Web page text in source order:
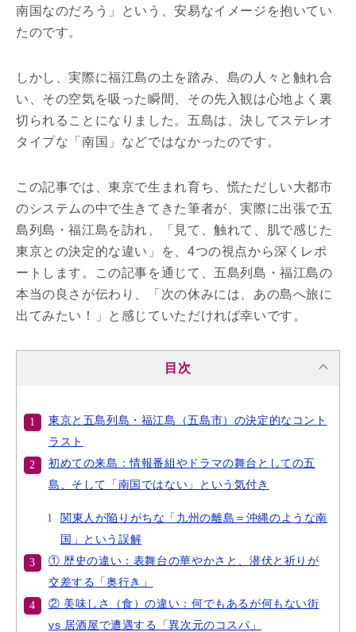
南国なのだろう」という、安易なイメージを抱いてい
たのです。
しかし、実際に福江島の土を踏み、島の人々と触れ合
い、その空気を吸った瞬間、その先入観は心地よく裏
切られることになりました。五島は、決してステレオ
タイプな「南国」などではなかったのです。
この記事では、東京で生まれ育ち、慌ただしい大都市
のシステムの中で生きてきた筆者が、実際に出張で五
島列島・福江島を訪れ、「見て、触れて、肌で感じた
東京との決定的な違い」を、4つの視点から深くレポ
ートします。この記事を通じて、五島列島・福江島の
本当の良さが伝わり、「次の休みには、あの島へ旅に
出てみたい！」と感じていただければ幸いです。
目次
東京と五島列島・福江島（五島市）の決定的なコント
ラスト
初めての来島：情報番組やドラマの舞台としての五
島、そして「南国ではない」という気付き
関東人が陥りがちな「九州の離島＝沖縄のような南
国」という誤解
① 歴史の違い：表舞台の華やかさと、潜伏と祈りが
交差する「奥行き」
② 美味しさ（食）の違い：何でもあるが何もない街
vs 居酒屋で遭遇する「異次元のコスパ」